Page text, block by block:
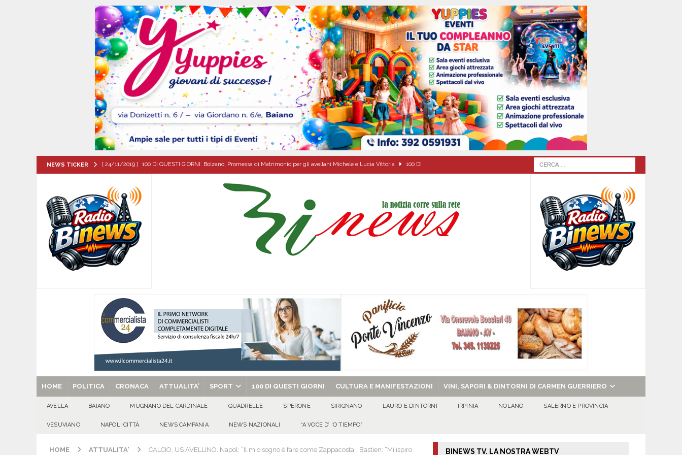
NEWS TICKER [ 24/11/2019 ] 100 DI QUESTI GIORNI. Bolzano, Promessa di Matrimonio per gli avellani Michele e Lucia Vittoria 100 DI
[ 07/08/2026 ] Visciano celebra Padre Arturo D’Onofrio: due giorni di fede nel ricordo del fondatore
MANIFESTAZIONI
[ 07/08/2026 ] MUGNANO DEL CARDINALE. L’Ipocrisia delle Apparenze e il Sociale Negato: il Caso del Centro Sociale mai
usato – abbandonato – vandalizzato e destinato al privato EVIDENZA
[ 07/08/2026 ]
una cultura collettiva. Nessuna crescita economica può prescindere dalla tutela della vita umana” CULTURA E
MANIFESTAZIONI
[ 07/08/2026 ] Casino senza KYC: cosa sono e come funzionano in Italia CULTURA E MANIFESTAZIONI
[ 29/08/2025 ] SANT’Oggi. Venerdì 29 agosto la chiesa celebra il Martirio di san Giovanni Battista e santa Sabina EVIDENZA
HOME POLITICA CRONACA ATTUALITA’ SPORT 100 DI QUESTI GIORNI CULTURA E MANIFESTAZIONI VINI, SAPORI & DINTORNI DI CARMEN GUERRIERO
AVELLA BAIANO MUGNANO DEL CARDINALE QUADRELLE SPERONE SIRIGNANO LAURO E DINTORNI IRPINIA NOLANO SALERNO E PROVINCIA
VESUVIANO NAPOLI CITTÀ NEWS CAMPANIA NEWS NAZIONALI “A VOCE D’ ‘O TIEMPO”
HOME ATTUALITA' CALCIO, US AVELLINO. Napol: “Il mio sogno è fare come Zappacosta”. Bastien: “Mi ispiro BINEWS TV. LA NOSTRA WEBTV